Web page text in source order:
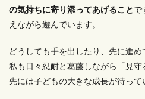
の気持ちに寄り添ってあげることで
えながら遊んでいます。
どうしても手を出したり、先に進め
私も日々忍耐と葛藤しながら「見
先には子どもの大きな成長が待って